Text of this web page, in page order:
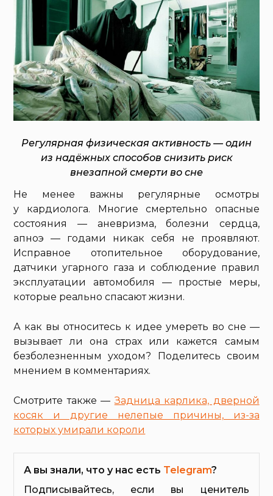
Регулярная физическая активность — один
из надёжных способов снизить риск
внезапной смерти во сне
Не менее важны регулярные осмотры
у кардиолога. Многие смертельно опасные
состояния — аневризма, болезни сердца,
апноэ — годами никак себя не проявляют.
Исправное отопительное оборудование,
датчики угарного газа и соблюдение правил
эксплуатации автомобиля — простые меры,
которые реально спасают жизни.
А как вы относитесь к идее умереть во сне —
вызывает ли она страх или кажется самым
безболезненным уходом? Поделитесь своим
мнением в комментариях.
Смотрите также —Задница карлика, дверной
косяк и другие нелепые причины, из-за
которых умирали короли
А вы знали, что у нас есть Telegram?
Подписывайтесь, если вы ценитель